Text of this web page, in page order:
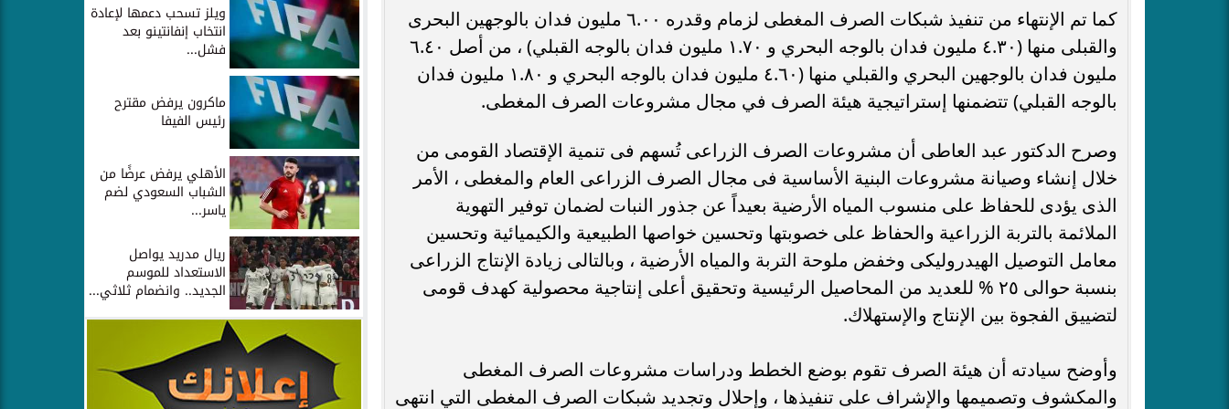
كما تم الإنتهاء من تنفيذ شبكات الصرف المغطى لزمام وقدره ٦.٠٠ مليون فدان بالوجهين البحرى
والقبلى منها (٤.٣٠ مليون فدان بالوجه البحري و ١.٧٠ مليون فدان بالوجه القبلي) ، من أصل ٦.٤٠
مليون فدان بالوجهين البحري والقبلي منها (٤.٦٠ مليون فدان بالوجه البحري و ١.٨٠ مليون فدان
بالوجه القبلي) تتضمنها إستراتيجية هيئة الصرف في مجال مشروعات الصرف المغطى.
وصرح الدكتور عبد العاطى أن مشروعات الصرف الزراعى تُسهم فى تنمية الإقتصاد القومى من
خلال إنشاء وصيانة مشروعات البنية الأساسية فى مجال الصرف الزراعى العام والمغطى ، الأمر
الذى يؤدى للحفاظ على منسوب المياه الأرضية بعيداً عن جذور النبات لضمان توفير التهوية
الملائمة بالتربة الزراعية والحفاظ على خصوبتها وتحسين خواصها الطبيعية والكيميائية وتحسين
معامل التوصيل الهيدروليكى وخفض ملوحة التربة والمياه الأرضية ، وبالتالى زيادة الإنتاج الزراعى
بنسبة حوالى ٢٥ % للعديد من المحاصيل الرئيسية وتحقيق أعلى إنتاجية محصولية كهدف قومى
لتضييق الفجوة بين الإنتاج والإستهلاك.
وأوضح سيادته أن هيئة الصرف تقوم بوضع الخطط ودراسات مشروعات الصرف المغطى
والمكشوف وتصميمها والإشراف على تنفيذها ، وإحلال وتجديد شبكات الصرف المغطى التي انتهى
ويلز تسحب دعمها لإعادة
انتخاب إنفانتينو بعد
فشل...
ماكرون يرفض مقترح
رئيس الفيفا
الأهلي يرفض عرضًا من
الشباب السعودي لضم
ياسر...
ريال مدريد يواصل
الاستعداد للموسم
الجديد.. وانضمام ثلاثي...